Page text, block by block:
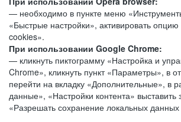
— необходимо в пункте меню
«Быстрые настройки», активировать
cookies».
При использовании Google Chrome:
— кликнуть пиктограмму «Настройка и
Chrome», кликнуть пункт «Параметры», в
перейти на вкладку «Дополнительные», в
данные», «Настройки контента» выставить
«Разрешать сохранение локальных